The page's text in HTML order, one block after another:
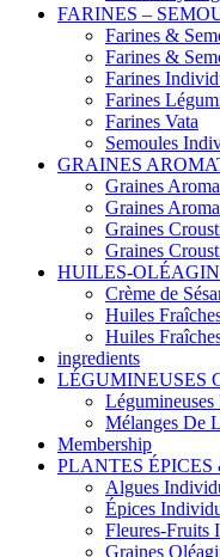
FARINES –
Farines &
Farines &
Farines
Farines
Farines Vata
Semoules
GRAINES
Graines
Graines
Graines
Graines
HUILES-
Crème de
Huiles
Huiles
ingredients
LÉGUMINEUSES
Mélanges De
Membership
PLANTES
Algues
Épices
Fleures-Fruits
Graines